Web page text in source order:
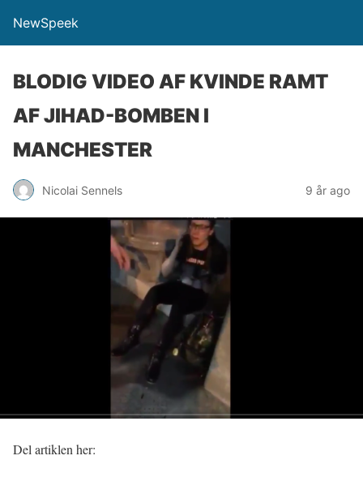
NewSpeek
BLODIG VIDEO AF KVINDE RAMT
AF JIHAD-BOMBEN I
MANCHESTER
Nicolai Sennels 9 år ago
Del artiklen her: